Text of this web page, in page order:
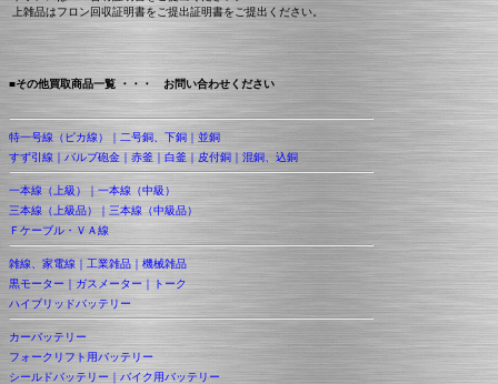
上雑品はフロン回収証明書をご提出証明書をご提出ください。
■その他買取商品一覧 ・・・ お問い合わせください
特一号線（ピカ線）｜二号銅、下銅｜並銅
すず引線｜バルブ砲金｜赤釜｜白釜｜皮付銅｜混銅、込銅
一本線（上級）｜一本線（中級）
三本線（上級品）｜三本線（中級品）
Ｆケーブル・ＶＡ線
雑線、家電線｜工業雑品｜機械雑品
黒モーター｜ガスメーター｜トーク
ハイブリッドバッテリー
カーバッテリー
フォークリフト用バッテリー
シールドバッテリー｜バイク用バッテリー